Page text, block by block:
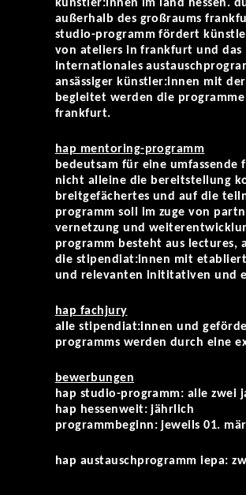
künstler:innen im land hessen.
außerhalb des großraums
studio-programm fördert
von ateliers in frankfurt und das
internationales
ansässiger künstler:innen mit
begleitet werden die
frankfurt.
hap mentoring-programm
bedeutsam für eine
nicht alleine die bereitstellung
breitgefächertes und auf die
programm soll im zuge von
vernetzung und
programm besteht aus
die stipendiat:innen mit
und relevanten inititativen und
hap fachjury
alle stipendiat:innen und
programms werden durch eine
bewerbungen
hap studio-programm: alle zwei
hap hessenweit: jährlich
programmbeginn: jeweils 01.
hap austauschprogramm iepa: